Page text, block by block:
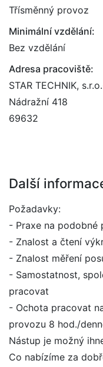
Třísměnný provoz
Minimální vzdělání:
Bez vzdělání
Adresa pracoviště:
STAR TECHNIK,
Nádražní 418
69632
Další
Požadavky:
- Praxe na podobné
- Znalost a čtení
- Znalost měření
- Samostatnost,
pracovat
- Ochota pracovat
provozu 8 hod./
Nástup je možný
Co nabízíme za